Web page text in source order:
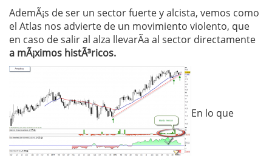
AdemÃ¡s de ser un sector fuerte y alcista, vemos como
el Atlas nos advierte de un movimiento violento, que
en caso de salir al alza llevarÃ­a al sector directamente
a mÃ¡ximos histÃ³ricos.
En lo que